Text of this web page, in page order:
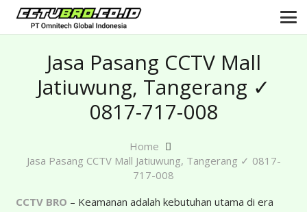
Jasa Pasang CCTV Mall
Jatiuwung, Tangerang ✓
0817-717-008
Home
Jasa Pasang CCTV Mall Jatiuwung, Tangerang ✓ 0817-
717-008
CCTV BRO – Keamanan adalah kebutuhan utama di era